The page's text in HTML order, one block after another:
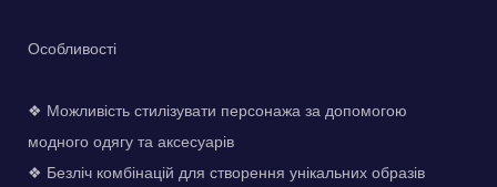
Особливості
❖ Можливість стилізувати персонажа за допомогою
модного одягу та аксесуарів
❖ Безліч комбінацій для створення унікальних образів